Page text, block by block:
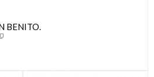
BENITO.